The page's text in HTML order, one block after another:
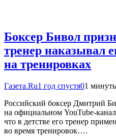
Боксер Бивол
тренер наказывал
на тренировках
Газета.Ru1 год спустя01
Российский боксер Дмитрий
на официальном YouTube-
что в детстве его тренер
во время тренировок….